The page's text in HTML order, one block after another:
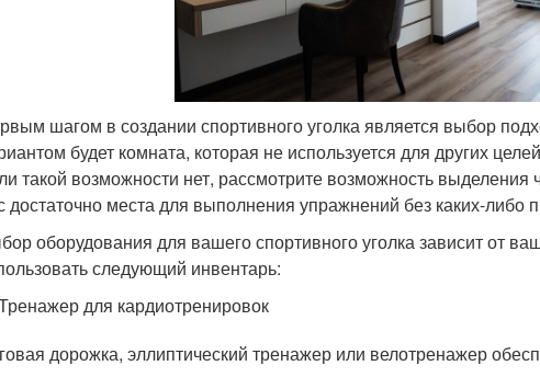
шагом в создании спортивного уголка является выбор
будет комната, которая не используется для других
такой возможности нет, рассмотрите возможность выделения
достаточно места для выполнения упражнений без каких-либо
оборудования для вашего спортивного уголка зависит от
следующий инвентарь:
для кардиотренировок
дорожка, эллиптический тренажер или велотренажер